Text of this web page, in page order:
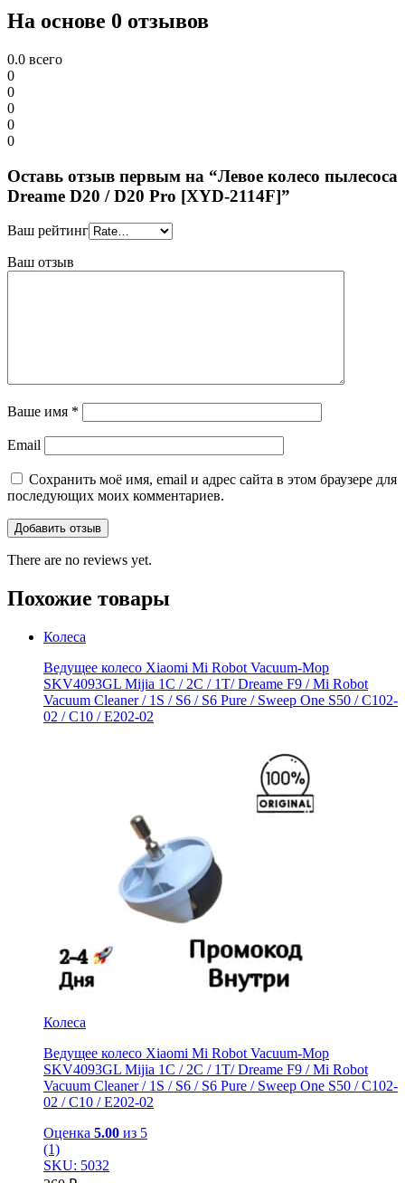
На основе 0 отзывов
0.0 всего
0
0
0
0
0
Оставь отзыв первым на “Левое колесо пылесоса
Dreame D20 / D20 Pro [XYD-2114F]”
Ваш рейтинг
Ваш отзыв
Ваше имя *
Email
Сохранить моё имя, email и адрес сайта в этом браузере для
последующих моих комментариев.
There are no reviews yet.
Похожие товары
Колеса
Ведущее колесо Xiaomi Mi Robot Vacuum-Mop
SKV4093GL Mijia 1C / 2C / 1T/ Dreame F9 / Mi Robot
Vacuum Cleaner / 1S / S6 / S6 Pure / Sweep One S50 / C102-
02 / С10 / E202-02
Колеса
Ведущее колесо Xiaomi Mi Robot Vacuum-Mop
SKV4093GL Mijia 1C / 2C / 1T/ Dreame F9 / Mi Robot
Vacuum Cleaner / 1S / S6 / S6 Pure / Sweep One S50 / C102-
02 / С10 / E202-02
Оценка 5.00 из 5
(1)
SKU: 5032